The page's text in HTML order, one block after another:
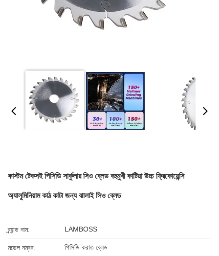
কাস্টম টেকসই পিসিডি সার্কুলার সিও ব্লেড বহুমুখী কাটিয়া উচ্চ ফ্রিকোয়েন্সি
অ্যালুমিনিয়াম কাঠ কাটা জন্য ঝালাই সিও ব্লেড
ব্র্যান্ড নাম: LAMBOSS
মডেল নম্বর: পিসিডি করাত ব্লেড